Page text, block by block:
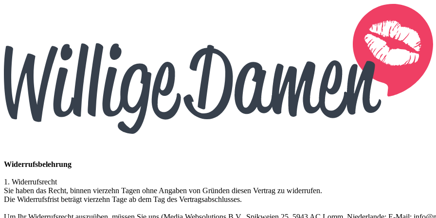
Widerrufsbelehrung
1. Widerrufsrecht
Sie haben das Recht, binnen vierzehn Tagen ohne Angaben von Gründen diesen Vertrag zu widerrufen.
Die Widerrufsfrist beträgt vierzehn Tage ab dem Tag des Vertragsabschlusses.